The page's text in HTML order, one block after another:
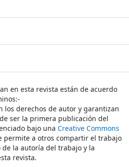
en esta revista están de acuerdo
los derechos de autor y garantizan
ser la primera publicación del
bajo una Creative Commons
permite a otros compartir el trabajo
la autoría del trabajo y la
revista.